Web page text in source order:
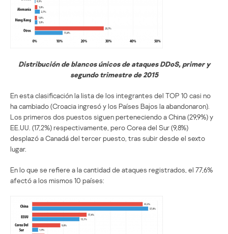
Distribución de blancos únicos de ataques DDoS, primer y
segundo trimestre de 2015
En esta clasificación la lista de los integrantes del TOP 10 casi no
ha cambiado (Croacia ingresó y los Países Bajos la abandonaron).
Los primeros dos puestos siguen perteneciendo a China (29,9%) y
EE.UU. (17,2%) respectivamente, pero Corea del Sur (9,8%)
desplazó a Canadá del tercer puesto, tras subir desde el sexto
lugar.
En lo que se refiere a la cantidad de ataques registrados, el 77,6%
afectó a los mismos 10 países: